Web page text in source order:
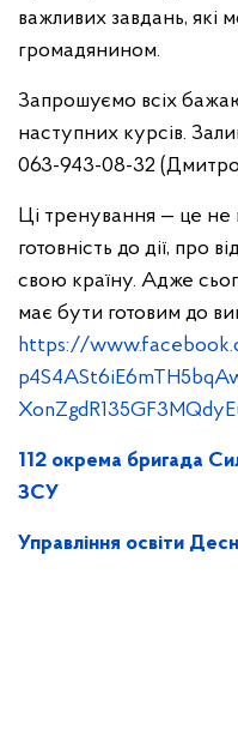
важливих завдань, які
громадянином.
Запрошуємо всіх
наступних курсів.
063-943-08-32
Ці тренування — це не
готовність до дії, про
свою країну. Адже
має бути готовим до
https://
112 окрема бригада
ЗСУ
Управління освіти